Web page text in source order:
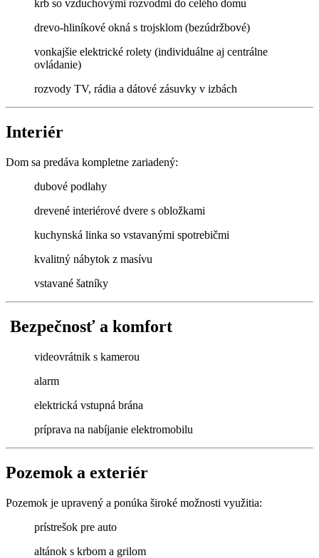
krb so vzduchovými rozvodmi do celého domu
drevo-hliníkové okná s trojsklom (bezúdržbové)
vonkajšie elektrické rolety (individuálne aj centrálne
ovládanie)
rozvody TV, rádia a dátové zásuvky v izbách
Interiér
Dom sa predáva kompletne zariadený:
dubové podlahy
drevené interiérové dvere s obložkami
kuchynská linka so vstavanými spotrebičmi
kvalitný nábytok z masívu
vstavané šatníky
Bezpečnosť a komfort
videovrátnik s kamerou
alarm
elektrická vstupná brána
príprava na nabíjanie elektromobilu
Pozemok a exteriér
Pozemok je upravený a ponúka široké možnosti využitia:
prístrešok pre auto
altánok s krbom a grilom